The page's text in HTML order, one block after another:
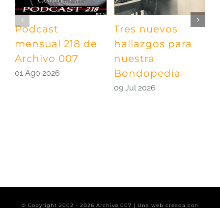
Podcast
mensual 218 de
Archivo 007
01 Ago 2026
Tres nuevos
hallazgos para
nuestra
Bondopedia
09 Jul 2026
© Copyright 2002 - 2026 Archivo 007 | Una web creada con